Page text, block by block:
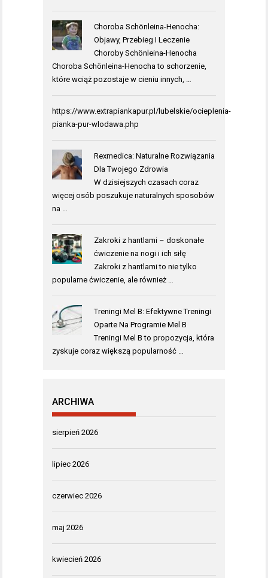
Choroba Schönleina-Henocha:
Objawy, Przebieg I Leczenie
Choroby Schönleina-Henocha
Choroba Schönleina-Henocha to schorzenie,
które wciąż pozostaje w cieniu innych, …
https://www.extrapiankapur.pl/lubelskie/ocieplenia-
pianka-pur-wlodawa.php
Rexmedica: Naturalne Rozwiązania
Dla Twojego Zdrowia
W dzisiejszych czasach coraz
więcej osób poszukuje naturalnych sposobów
na …
Zakroki z hantlami – doskonałe
ćwiczenie na nogi i ich siłę
Zakroki z hantlami to nie tylko
popularne ćwiczenie, ale również …
Treningi Mel B: Efektywne Treningi
Oparte Na Programie Mel B
Treningi Mel B to propozycja, która
zyskuje coraz większą popularność …
ARCHIWA
sierpień 2026
lipiec 2026
czerwiec 2026
maj 2026
kwiecień 2026